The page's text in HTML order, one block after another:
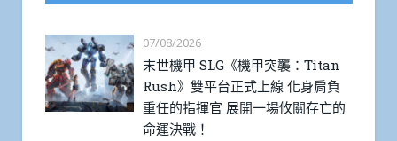
07/08/2026
末世機甲 SLG《機甲突襲：Titan
Rush》雙平台正式上線 化身肩負
重任的指揮官 展開一場攸關存亡的
命運決戰！